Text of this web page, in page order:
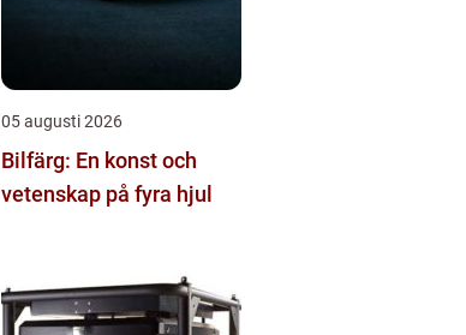
05 augusti 2026
Bilfärg: En konst och
vetenskap på fyra hjul